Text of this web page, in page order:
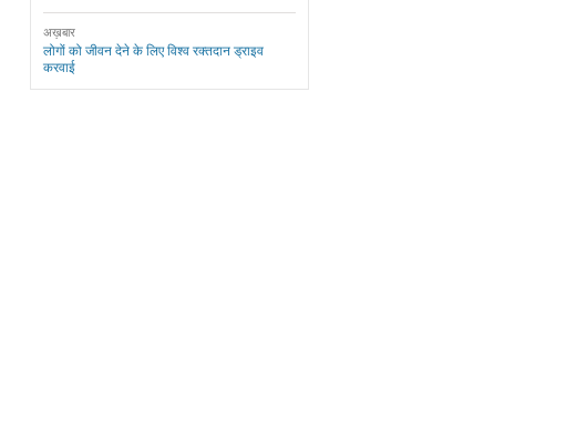
अख़बार
लोगों को जीवन देने के लिए विश्व रक्तदान ड्राइव
करवाई